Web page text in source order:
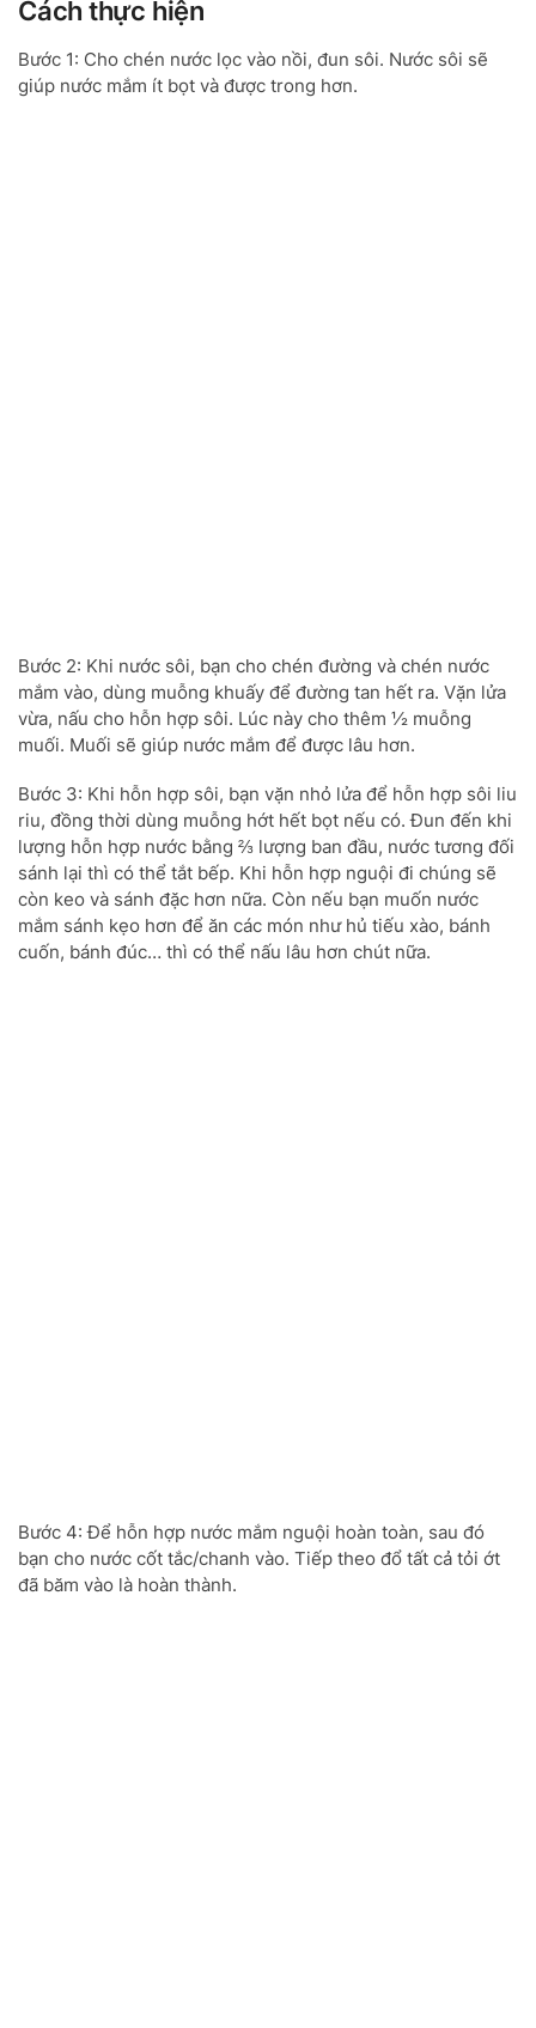
Cách thực hiện
Bước 1: Cho chén nước lọc vào nồi, đun sôi. Nước sôi sẽ
giúp nước mắm ít bọt và được trong hơn.
Bước 2: Khi nước sôi, bạn cho chén đường và chén nước
mắm vào, dùng muỗng khuấy để đường tan hết ra. Vặn lửa
vừa, nấu cho hỗn hợp sôi. Lúc này cho thêm ½ muỗng
muối. Muối sẽ giúp nước mắm để được lâu hơn.
Bước 3: Khi hỗn hợp sôi, bạn vặn nhỏ lửa để hỗn hợp sôi liu
riu, đồng thời dùng muỗng hớt hết bọt nếu có. Đun đến khi
lượng hỗn hợp nước bằng ⅔ lượng ban đầu, nước tương đối
sánh lại thì có thể tắt bếp. Khi hỗn hợp nguội đi chúng sẽ
còn keo và sánh đặc hơn nữa. Còn nếu bạn muốn nước
mắm sánh kẹo hơn để ăn các món như hủ tiếu xào, bánh
cuốn, bánh đúc… thì có thể nấu lâu hơn chút nữa.
Bước 4: Để hỗn hợp nước mắm nguội hoàn toàn, sau đó
bạn cho nước cốt tắc/chanh vào. Tiếp theo đổ tất cả tỏi ớt
đã băm vào là hoàn thành.